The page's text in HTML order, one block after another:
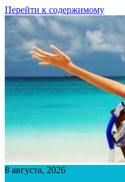
Перейти к содержимому
8 августа, 2026